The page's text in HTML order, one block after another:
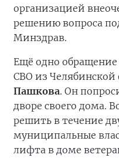
организацией
решению вопроса
Минздрав.
Ещё одно обращение
СВО из Челябинской
Пашкова. Он
дворе своего дома.
решить в течение
муниципальные
лифта в доме